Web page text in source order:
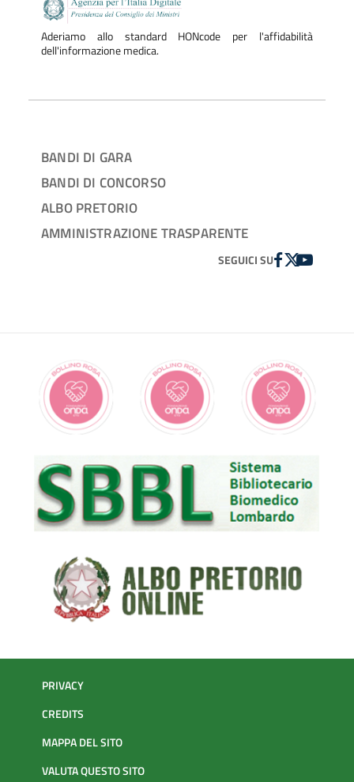
Aderiamo allo standard HONcode per l'affidabilità
dell'informazione medica.
BANDI DI GARA
BANDI DI CONCORSO
ALBO PRETORIO
AMMINISTRAZIONE TRASPARENTE
SEGUICI SUFACEBOOK
TWITTER
YOUTUBE
PRIVACY
CREDITS
MAPPA DEL SITO
VALUTA QUESTO SITO